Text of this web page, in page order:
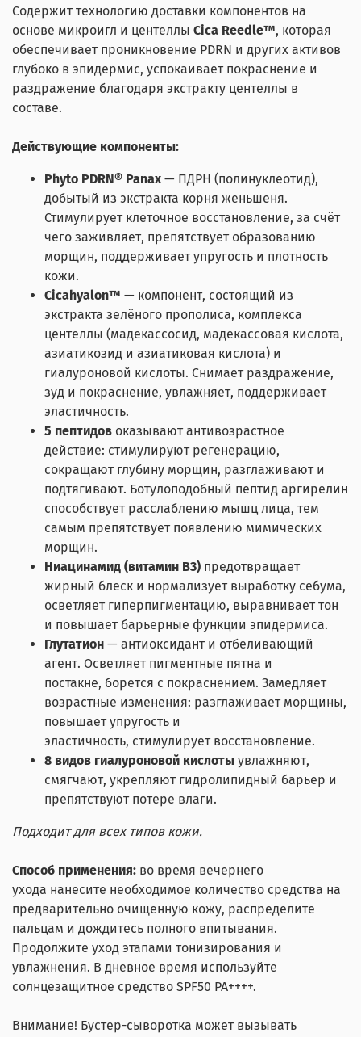
Содержит технологию доставки компонентов на
основе микроигл и центеллы Cica Reedle™, которая
обеспечивает проникновение PDRN и других активов
глубоко в эпидермис, успокаивает покраснение и
раздражение благодаря экстракту центеллы в
составе.
Действующие компоненты:
Phyto PDRN® Panax — ПДРН (полинуклеотид),
добытый из экстракта корня женьшеня.
Стимулирует клеточное восстановление, за счёт
чего заживляет, препятствует образованию
морщин, поддерживает упругость и плотность
кожи.
Cicahyalon™ — компонент, состоящий из
экстракта зелёного прополиса, комплекса
центеллы (мадекассосид, мадекассовая кислота,
азиатикозид и азиатиковая кислота) и
гиалуроновой кислоты. Снимает раздражение,
зуд и покраснение, увлажняет, поддерживает
эластичность.
5 пептидов оказывают антивозрастное
действие: стимулируют регенерацию,
сокращают глубину морщин, разглаживают и
подтягивают. Ботулоподобный пептид аргирелин
способствует расслаблению мышц лица, тем
самым препятствует появлению мимических
морщин.
Ниацинамид (витамин B3) предотвращает
жирный блеск и нормализует выработку себума,
осветляет гиперпигментацию, выравнивает тон
и повышает барьерные функции эпидермиса.
Глутатион — антиоксидант и отбеливающий
агент. Осветляет пигментные пятна и
постакне, борется с покраснением. Замедляет
возрастные изменения: разглаживает морщины,
повышает упругость и
эластичность, стимулирует восстановление.
8 видов гиалуроновой кислоты увлажняют,
смягчают, укрепляют гидролипидный барьер и
препятствуют потере влаги.
Подходит для всех типов кожи.
Способ применения: во время вечернего
ухода нанесите необходимое количество средства на
предварительно очищенную кожу, распределите
пальцам и дождитесь полного впитывания.
Продолжите уход этапами тонизирования и
увлажнения. В дневное время используйте
солнцезащитное средство SPF50 PA++++.
Внимание! Бустер-сыворотка может вызывать